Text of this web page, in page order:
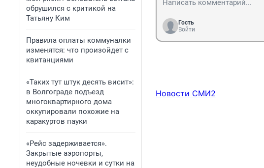
обрушился с критикой на
Татьяну Ким
Правила оплаты коммуналки
изменятся: что произойдет с
квитанциями
«Таких тут штук десять висит»:
в Волгограде подъезд
многоквартирного дома
оккупировали похожие на
каракуртов пауки
«Рейс задерживается».
Закрытые аэропорты,
неудобные ночевки и сутки на
Гость
Войти
Новости СМИ2